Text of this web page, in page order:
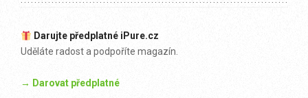
Darujte předplatné iPure.cz
Uděláte radost a podpoříte magazín.
→ Darovat předplatné